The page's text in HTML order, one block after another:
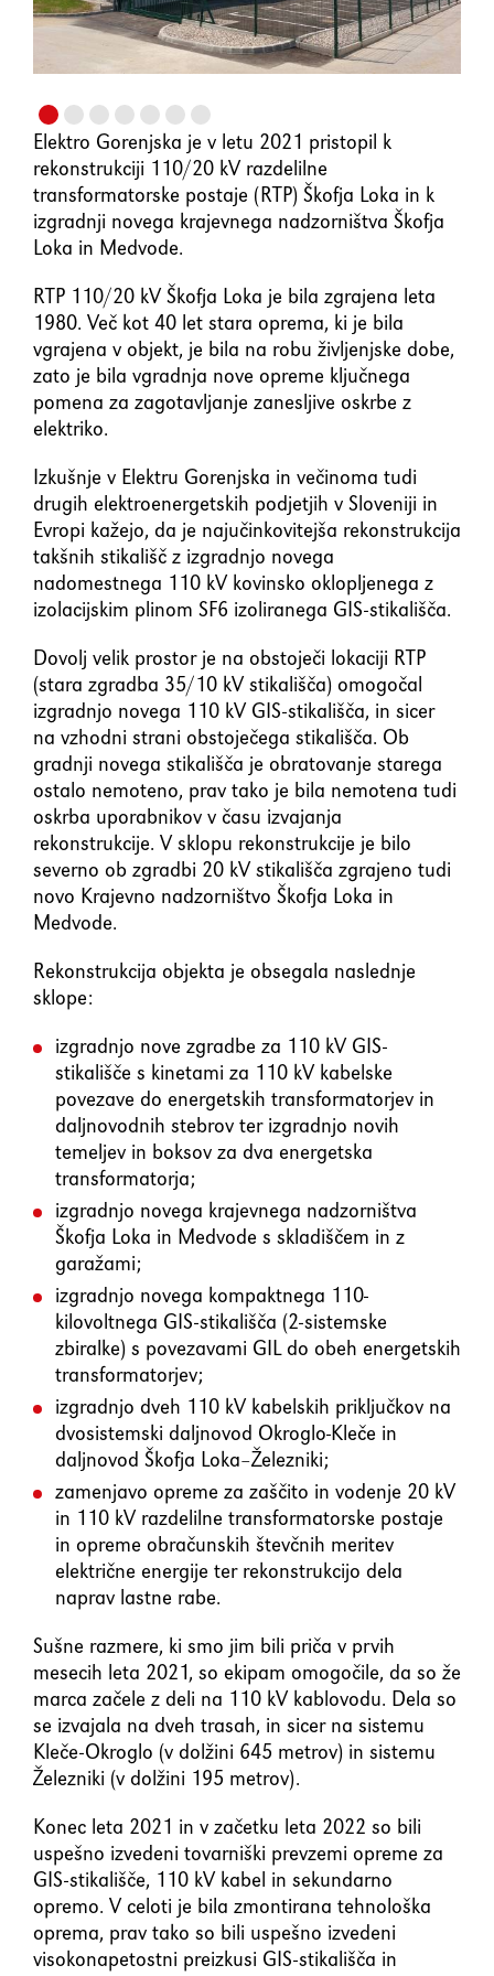
Elektro Gorenjska je v letu 2021 pristopil k
rekonstrukciji 110/20 kV razdelilne
transformatorske postaje (RTP) Škofja Loka in k
izgradnji novega krajevnega nadzorništva Škofja
Loka in Medvode.
RTP 110/20 kV Škofja Loka je bila zgrajena leta
1980. Več kot 40 let stara oprema, ki je bila
vgrajena v objekt, je bila na robu življenjske dobe,
zato je bila vgradnja nove opreme ključnega
pomena za zagotavljanje zanesljive oskrbe z
elektriko.
Izkušnje v Elektru Gorenjska in večinoma tudi
drugih elektroenergetskih podjetjih v Sloveniji in
Evropi kažejo, da je najučinkovitejša rekonstrukcija
takšnih stikališč z izgradnjo novega
nadomestnega 110 kV kovinsko oklopljenega z
izolacijskim plinom SF6 izoliranega GIS-stikališča.
Dovolj velik prostor je na obstoječi lokaciji RTP
(stara zgradba 35/10 kV stikališča) omogočal
izgradnjo novega 110 kV GIS-stikališča, in sicer
na vzhodni strani obstoječega stikališča. Ob
gradnji novega stikališča je obratovanje starega
ostalo nemoteno, prav tako je bila nemotena tudi
oskrba uporabnikov v času izvajanja
rekonstrukcije. V sklopu rekonstrukcije je bilo
severno ob zgradbi 20 kV stikališča zgrajeno tudi
novo Krajevno nadzorništvo Škofja Loka in
Medvode.
Rekonstrukcija objekta je obsegala naslednje
sklope:
izgradnjo nove zgradbe za 110 kV GIS-
stikališče s kinetami za 110 kV kabelske
povezave do energetskih transformatorjev in
daljnovodnih stebrov ter izgradnjo novih
temeljev in boksov za dva energetska
transformatorja;
izgradnjo novega krajevnega nadzorništva
Škofja Loka in Medvode s skladiščem in z
garažami;
izgradnjo novega kompaktnega 110-
kilovoltnega GIS-stikališča (2-sistemske
zbiralke) s povezavami GIL do obeh energetskih
transformatorjev;
izgradnjo dveh 110 kV kabelskih priključkov na
dvosistemski daljnovod Okroglo-Kleče in
daljnovod Škofja Loka–Železniki;
zamenjavo opreme za zaščito in vodenje 20 kV
in 110 kV razdelilne transformatorske postaje
in opreme obračunskih števčnih meritev
električne energije ter rekonstrukcijo dela
naprav lastne rabe.
Sušne razmere, ki smo jim bili priča v prvih
mesecih leta 2021, so ekipam omogočile, da so že
marca začele z deli na 110 kV kablovodu. Dela so
se izvajala na dveh trasah, in sicer na sistemu
Kleče-Okroglo (v dolžini 645 metrov) in sistemu
Železniki (v dolžini 195 metrov).
Konec leta 2021 in v začetku leta 2022 so bili
uspešno izvedeni tovarniški prevzemi opreme za
GIS-stikališče, 110 kV kabel in sekundarno
opremo. V celoti je bila zmontirana tehnološka
oprema, prav tako so bili uspešno izvedeni
visokonapetostni preizkusi GIS-stikališča in
element
Premakne fokus na prejšnji
element
Potrdi/klikne fokusiran
element
polje